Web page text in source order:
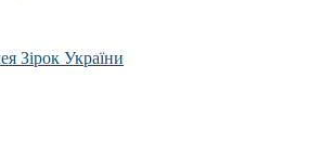
Зірок України